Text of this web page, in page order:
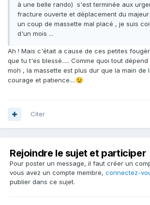
à une belle rando) s'est terminée aux
fracture ouverte et déplacement du
un coup de massette mal placé , je suis
d'un mois ...
Ah ! Mais c'était a cause de ces petites
que tu t'es blessé..... Comme quoi tout
moh , la massette est plus dur que la main de
courage et patience....😉
Citer
Rejoindre le sujet et participer
Pour poster un message, il faut créer un
vous avez un compte membre, connectez-
publier dans ce sujet.